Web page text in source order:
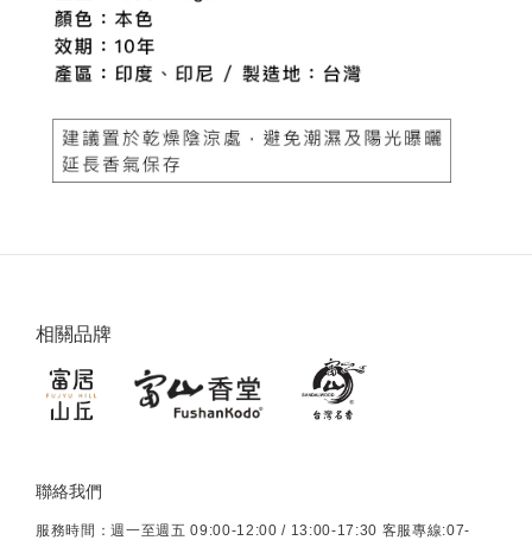
相關品牌
聯絡我們
服務時間：週一至週五 09:00-12:00 / 13:00-17:30 客服專線:07-